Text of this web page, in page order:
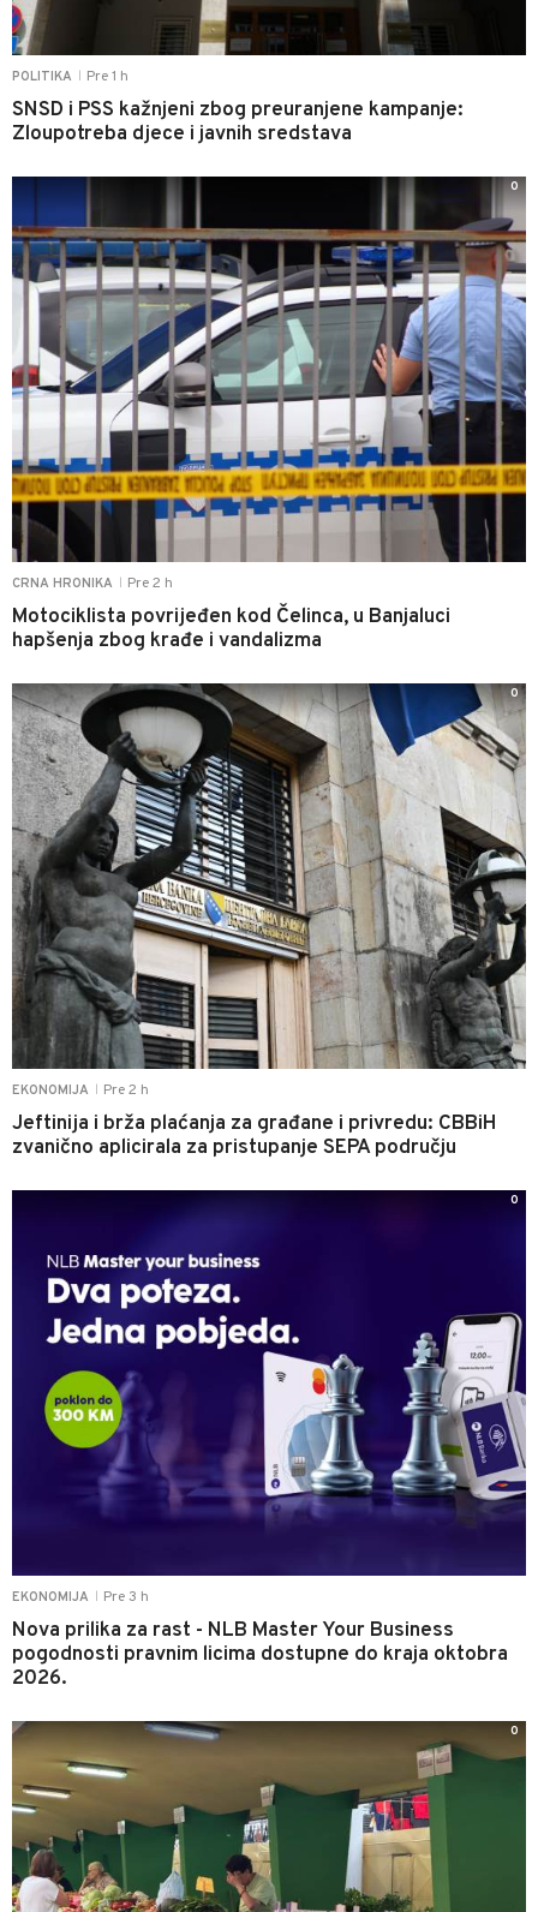
POLITIKA Pre 1 h
SNSD i PSS kažnjeni zbog preuranjene kampanje:
Zloupotreba djece i javnih sredstava
CRNA HRONIKA Pre 2 h
Motociklista povrijeđen kod Čelinca, u Banjaluci
hapšenja zbog krađe i vandalizma
0
EKONOMIJA Pre 2 h
Jeftinija i brža plaćanja za građane i privredu: CBBiH
zvanično aplicirala za pristupanje SEPA području
0
EKONOMIJA Pre 3 h
Nova prilika za rast - NLB Master Your Business
pogodnosti pravnim licima dostupne do kraja oktobra
2026.
0
0